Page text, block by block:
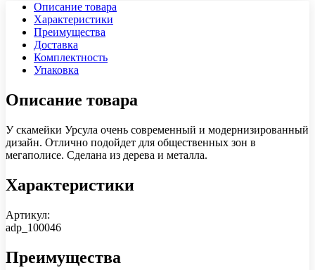
Описание товара
Характеристики
Преимущества
Доставка
Комплектность
Упаковка
Описание товара
У скамейки Урсула очень современный и модернизированный
дизайн. Отлично подойдет для общественных зон в
мегаполисе. Сделана из дерева и металла.
Характеристики
Артикул:
adp_100046
Преимущества